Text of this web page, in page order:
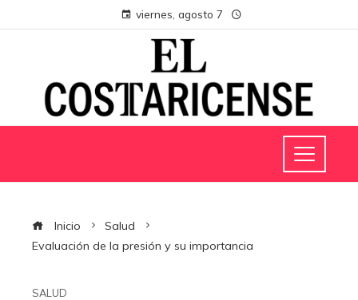
viernes, agosto 7
Inicio
Salud
Evaluación de la presión y su importancia
SALUD